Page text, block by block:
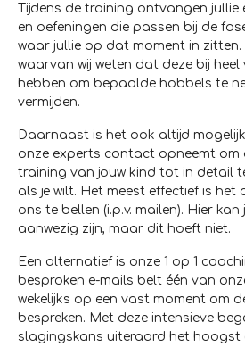
Tijdens de training ontvangen jullie
en oefeningen die passen bij de
waar jullie op dat moment in zitten.
waarvan wij weten dat deze bij heel
hebben om bepaalde hobbels te
vermijden.
Daarnaast is het ook altijd
onze experts contact opneemt
training van jouw kind tot in detail
als je wilt. Het meest effectief is het
ons te bellen (i.p.v. mailen). Hier
aanwezig zijn, maar dit hoeft niet.
Een alternatief is onze 1 op 1
besproken e-mails belt één van
wekelijks op een vast moment om
bespreken. Met deze intensieve
slagingskans uiteraard het hoogst